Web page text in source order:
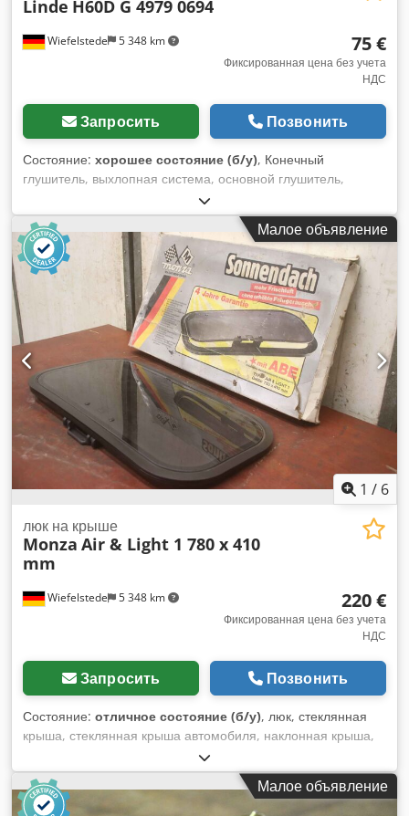
Wiefelstede 5 348 km
Linde H60D G 4979 0694
75 €
Фиксированная цена без учета
НДС
Запросить Позвонить
Состояние: хорошее состояние (б/у), Конечный
глушитель, выхлопная система, основной глушитель,
глушитель, корпус глушителя -Глушитель: для Linde H60D
-Тип: G 4979 0694, к сожалению, нет точного обозначения
-Размеры: см. фото Dwodpeqcyzzofx Abxea -Габаритные
размеры: 1560/370/В230 мм -Вес: 11,2 кг
Малое объявление
1 / 6
Wiefelstede 5 348 km
люк на крыше
Monza Air & Light 1 780 x 410
mm
220 €
Фиксированная цена без учета
НДС
Запросить Позвонить
Состояние: отличное состояние (б/у), люк, стеклянная
крыша, стеклянная крыша автомобиля, наклонная крыша,
подъемная сдвижная крыша -Производитель: Monza, тип
люка Air Light 1 Ovp -Размер: 780 x 410 мм -Размеры
коробки: 780/410/H55 мм Dwjdpfx Asv Avytobxsa -Вес: 5,3
кг
Малое объявление